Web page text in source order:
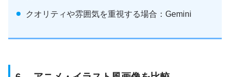
クオリティや雰囲気を重視する場合：Gemini